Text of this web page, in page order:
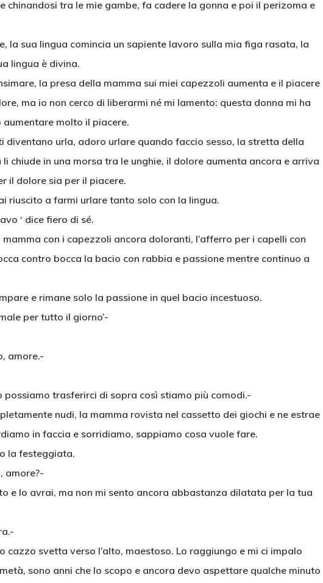
chinandosi tra le mie gambe, fa cadere la gonna e poi il perizoma e
la sua lingua comincia un sapiente lavoro sulla mia figa rasata, la
lingua è divina.
la presa della mamma sui miei capezzoli aumenta e il piacere
ma io non cerco di liberarmi né mi lamento: questa donna mi ha
aumentare molto il piacere.
diventano urla, adoro urlare quando faccio sesso, la stretta della
chiude in una morsa tra le unghie, il dolore aumenta ancora e arriva
il dolore sia per il piacere.
riuscito a farmi urlare tanto solo con la lingua.
‘ dice fiero di sé.
con i capezzoli ancora doloranti, l’afferro per i capelli con
contro bocca la bacio con rabbia e passione mentre continuo a
e rimane solo la passione in quel bacio incestuoso.
per tutto il giorno’-
amore.-
possiamo trasferirci di sopra così stiamo più comodi.-
nudi, la mamma rovista nel cassetto dei giochi e ne estrae
in faccia e sorridiamo, sappiamo cosa vuole fare.
la festeggiata.
amore?-
e lo avrai, ma non mi sento ancora abbastanza dilatata per la tua
cazzo svetta verso l’alto, maestoso. Lo raggiungo e mi ci impalo
sono anni che lo scopo e ancora devo aspettare qualche minuto